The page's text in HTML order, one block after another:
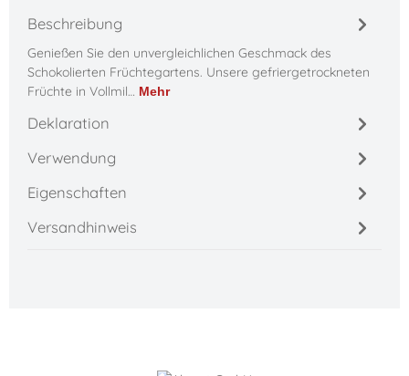
Beschreibung
Genießen Sie den unvergleichlichen Geschmack des
Schokolierten Früchtegartens. Unsere gefriergetrockneten
Früchte in Vollmil… Mehr
Deklaration
Verwendung
Eigenschaften
Versandhinweis